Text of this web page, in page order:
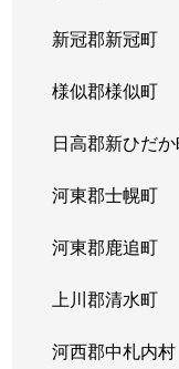
新冠郡新冠町
様似郡様似町
日高郡新ひだ
河東郡士幌町
河東郡鹿追町
上川郡清水町
河西郡中札内村